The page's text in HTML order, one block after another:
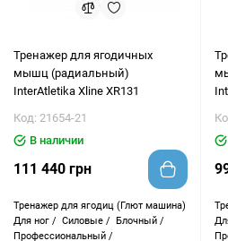
Тренажер для ягодичных
мышц (радиальный)
InterAtletika Xline XR131
Код: 21654-21
В наличии
111 440 грн
Тренажер для ягодиц (Глют машина)
Для ног / Силовые / Блочный /
Профессиональный /